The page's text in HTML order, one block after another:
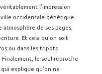
l’impression
occidentale générique.
atmosphère de ses pages,
Et cela qu’on soit
ou dans les tripots
le seul reproche
explique qu’on ne